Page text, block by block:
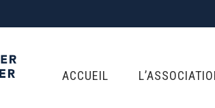
ACCUEIL